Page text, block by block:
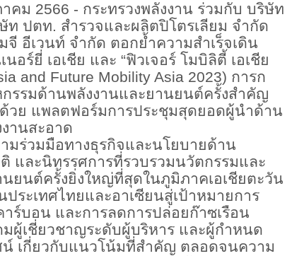
คม 2566 - กระทรวงพลังงาน ร่วมกับ บริษัท
ปตท. สำรวจและผลิตปิโตรเลียม จำกัด
อีเวนท์ จำกัด ตอกย้ำความสำเร็จเดิน
อร์ยี่ เอเชีย และ “ฟิวเจอร์ โมบิลิตี้ เอเชีย
and Future Mobility Asia 2023) การก
รรมด้านพลังงานและยานยนต์ครั้งสำคัญ
วย แพลตฟอร์มการประชุมสุดยอดผู้นำด้าน
านสะอาด
ามร่วมมือทางธุรกิจและนโยบายด้าน
และนิทรรศการที่รวบรวมนวัตกรรมและ
ยนต์ครั้งยิ่งใหญ่ที่สุดในภูมิภาคเอเชียตะวัน
ประเทศไทยและอาเซียนสู่เป้าหมายการ
ร์บอน และการลดการปล่อยก๊าซเรือน
ผู้เชี่ยวชาญระดับผู้บริหาร และผู้กำหนด
เกี่ยวกับแนวโน้มที่สำคัญ ตลอดจนความ